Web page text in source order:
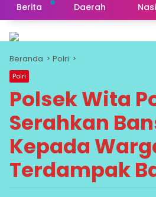
Berita Daerah
Beranda Polri
Polri
Polsek Wita
Serahkan
Kepada
Terdampak